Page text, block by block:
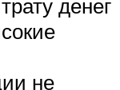
денег
не